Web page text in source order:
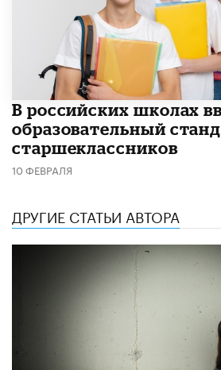
В российских школах
образовательный
старшеклассников
10 ФЕВРАЛЯ
ДРУГИЕ СТАТЬИ АВТОРА